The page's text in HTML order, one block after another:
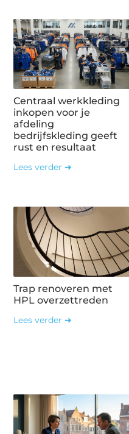
Centraal werkkleding
inkopen voor je
afdeling
bedrijfskleding geeft
rust en resultaat
Lees verder ➜
Trap renoveren met
HPL overzettreden
Lees verder ➜